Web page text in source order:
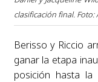
clasificación final. Foto:
Berisso y Riccio
ganar la etapa
posición hasta